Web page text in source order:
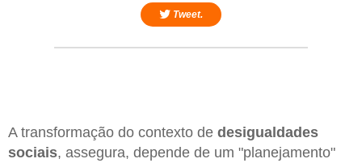
Tweet.
A transformação do contexto de desigualdades
sociais, assegura, depende de um "planejamento"